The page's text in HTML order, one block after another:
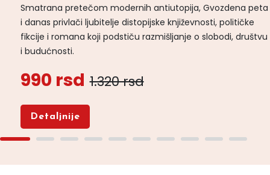
Smatrana pretečom modernih antiutopija, Gvozdena peta
i danas privlači ljubitelje distopijske književnosti, političke
fikcije i romana koji podstiču razmišljanje o slobodi, društvu
i budućnosti.
990 rsd 1.320 rsd
Detaljnije